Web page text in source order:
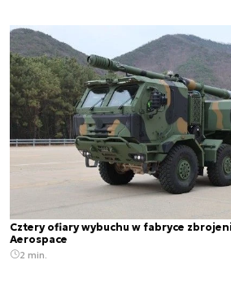
Cztery ofiary wybuchu w fabryce
Aerospace
2 min.